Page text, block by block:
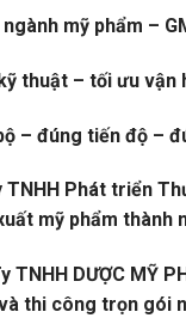
mỹ phẩm –
thuật – tối ưu vận
– đúng tiến độ –
TNHH Phát triển
mỹ phẩm thành
TNHH DƯỢC MỸ
thi công trọn gói